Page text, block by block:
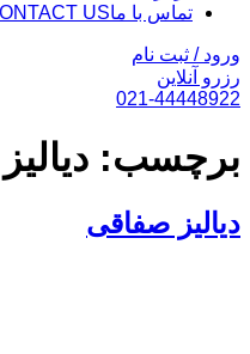
تماس با ماUS
ورود / ثبت نام
رزرو آنلاین
021-44448922
برچسب:
دیالیز صفاقی